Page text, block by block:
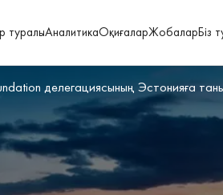
туралыАналитикаОқиғаларЖобаларБіз
делегациясының Эстонияға